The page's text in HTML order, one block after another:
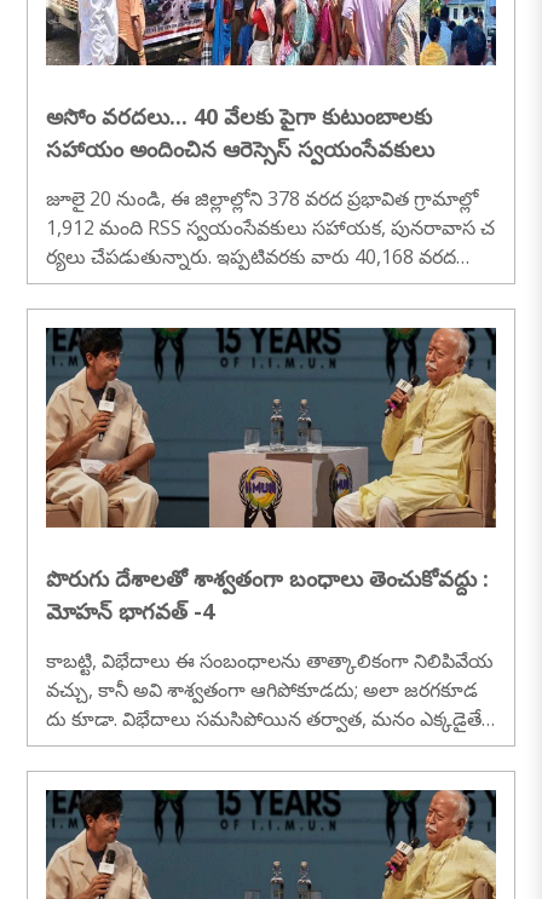
అసోం వరదలు... 40 వేలకు పైగా కుటుంబాలకు
సహాయం అందించిన ఆరెస్సెస్ స్వయంసేవకులు
జూలై 20 నుండి, ఈ జిల్లాల్లోని 378 వరద ప్రభావిత గ్రామాల్లో
1,912 మంది RSS స్వయంసేవకులు సహాయక, పునరావాస చ
ర్యలు చేపడుతున్నారు. ఇప్పటివరకు వారు 40,168 వరద
బాధితుల కుటుంబాలకు..
పొరుగు దేశాలతో శాశ్వతంగా బంధాలు తెంచుకోవద్దు :
మోహన్ భాగవత్ -4
కాబట్టి, విభేదాలు ఈ సంబంధాలను తాత్కాలికంగా నిలిపివేయ
వచ్చు, కానీ అవి శాశ్వతంగా ఆగిపోకూడదు; అలా జరగకూడ
దు కూడా. విభేదాలు సమసిపోయిన తర్వాత, మనం ఎక్కడైతే
ఆపామో అక్కడి నుండే మళ్లీ కొనసాగించాలి. మనం ముందుకు
సాగాలి. శాశ్వత శత్రుత్వం లేదా శాశ్వత ద్వేషం దీనికి పరిష్కారం
కాదు...